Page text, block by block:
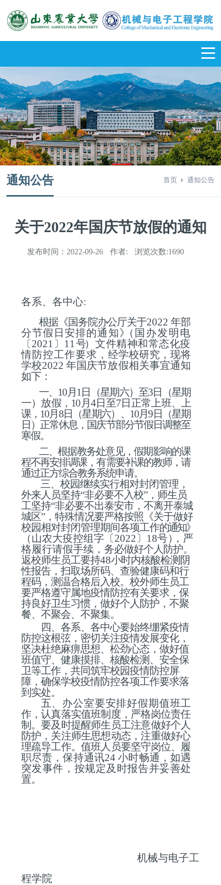
通知公告 首页 通知公告
关于2022年国庆节放假的通知
发布时间： 2022-09-26 作者: 浏览次数:1690
各系、各中心:
根据《国务院办公厅关于2022 年部
分节假日安排的通知》（ 国 办发明电
〔2021 〕 11号）文件精神和常态化疫
情防控工作要求，经学校研究，现将
学校2022 年国庆节放假相关事宜通知
如下：
一、 10月1日（星期六）至3日（星期
一）放假，10月4日至7日正常上班、上
课，10月8日（星期六）、10月9日（星期
日）正常休息，国庆节部分节假日调整至
寒假。
二、根据教务处意见，假期影响的课
程不再安排调课，有需要补课的教师，请
通过正方综合教务系统申请。
三、校园继续实行相对封闭管理，
外来人员坚持“非必要不入校”，师生员
工坚持“非必要不出泰安市，不离开泰城
城区”， 特殊情况要严格按照《关于做好
校园相对封闭管理期间各项工作的通知》
（山农大疫控组字〔2022〕 18号） ，严
格履行请假手续， 务必做好个人防护。
返校师生员工要持48小时内核酸检测阴
性报告，扫取场所码、查验健康码和行
程码，测温合格后入校。校外师生员工
要严格遵守属地疫情防控有关要求，保
持良好卫生习惯，做好个人防护，不聚
餐、不聚会、不聚集。
四、各系、各中心要始终绷紧疫情
防控这根弦，密切关注疫情发展变化，
坚决杜绝麻痹思想、松劲心态，做好值
班值守、 健康摸排、核酸检测、安全保
卫等工作，共同筑牢校园疫情防控屏
障，确保学校疫情防控各项工作要求落
到实处。
五、 办公室要安排好假期值班工
作，认真落实值班制度，严格岗位责任
制。要及时提醒师生员工注意做好个人
防护，关注师生思想动态，注重做好心
理疏导工作。值班人员要坚守岗位、履
职尽责，保持通讯24 小时畅通，如遇
突发事件，按规定及时报告并妥善处
置。
机械与电子工
程学院